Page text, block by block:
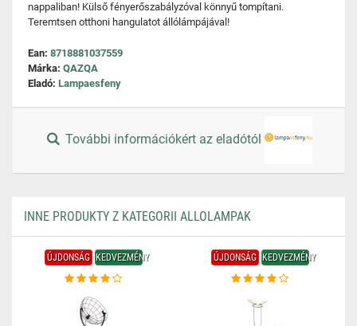
nappaliban! Külső fényerőszabályzóval könnyű tompítani.
Teremtsen otthoni hangulatot állólámpájával!
Ean: 8718881037559
Márka: QAZQA
Eladó: Lampaesfeny
További információkért az eladótól
INNE PRODUKTY Z KATEGORII ALLOLAMPAK
ÚJDONSÁG KEDVEZMÉNY ÚJDONSÁG KEDVEZMÉNY